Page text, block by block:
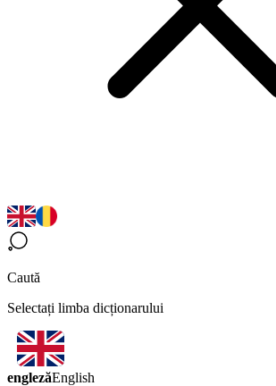
Caută
Selectați limba dicționarului
englezăEnglish